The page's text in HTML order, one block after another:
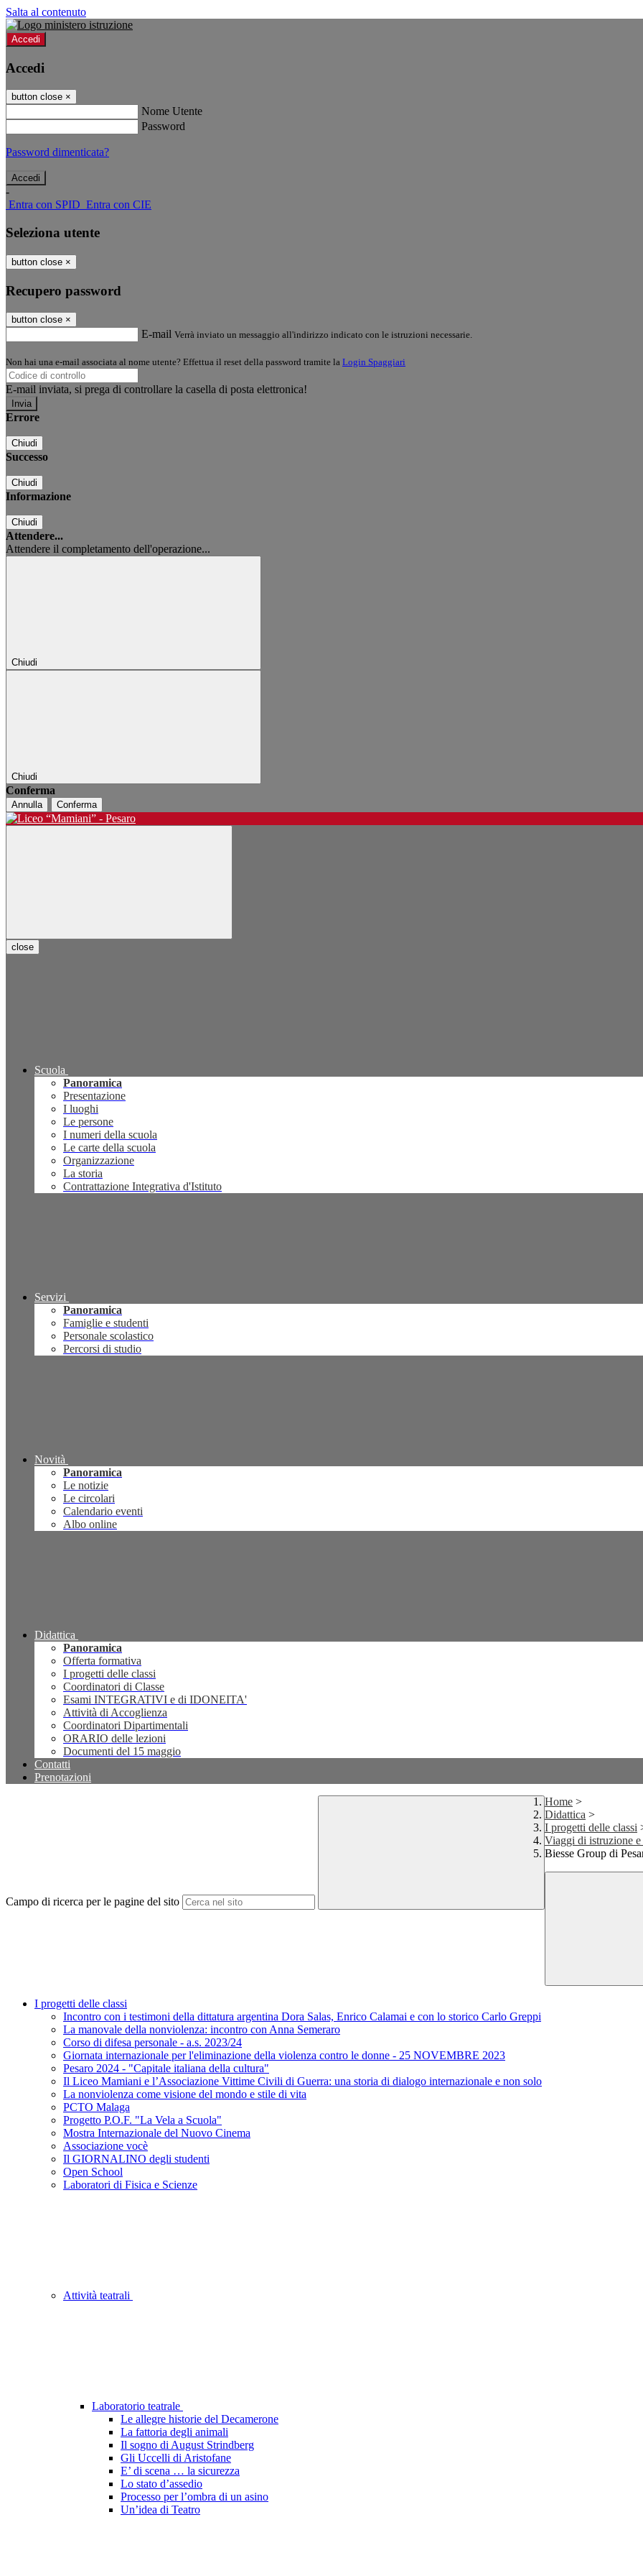
Salta al contenuto
Accedi
Accedi
button close ×
Nome Utente
Password
Password dimenticata?
-
Entra con SPID Entra con CIE
Seleziona utente
button close ×
Recupero password
button close ×
E-mail Verrà inviato un messaggio all'indirizzo indicato con le istruzioni necessarie.
Non hai una e-mail associata al nome utente? Effettua il reset della password tramite la Login Spaggiari
E-mail inviata, si prega di controllare la casella di posta elettronica!
Errore
Chiudi
Successo
Chiudi
Informazione
Chiudi
Attendere...
Attendere il completamento dell'operazione...
Chiudi
Chiudi
Conferma
Annulla Conferma
close
Scuola
Panoramica
Presentazione
I luoghi
Le persone
I numeri della scuola
Le carte della scuola
Organizzazione
La storia
Contrattazione Integrativa d'Istituto
Servizi
Panoramica
Famiglie e studenti
Personale scolastico
Percorsi di studio
Novità
Panoramica
Le notizie
Le circolari
Calendario eventi
Albo online
Didattica
Panoramica
Offerta formativa
I progetti delle classi
Coordinatori di Classe
Esami INTEGRATIVI e di IDONEITA'
Attività di Accoglienza
Coordinatori Dipartimentali
ORARIO delle lezioni
Documenti del 15 maggio
Contatti
Prenotazioni
Campo di ricerca per le pagine del sito
Home >
Didattica >
I progetti delle classi
Viaggi di istruzione
Biesse Group di
I progetti delle classi
Incontro con i testimoni della dittatura argentina Dora Salas, Enrico Calamai e con lo storico Carlo Greppi
La manovale della nonviolenza: incontro con Anna Semeraro
Corso di difesa personale - a.s. 2023/24
Giornata internazionale per l'eliminazione della violenza contro le donne - 25 NOVEMBRE 2023
Pesaro 2024 - "Capitale italiana della cultura"
Il Liceo Mamiani e l’Associazione Vittime Civili di Guerra: una storia di dialogo internazionale e non solo
La nonviolenza come visione del mondo e stile di vita
PCTO Malaga
Progetto P.O.F. "La Vela a Scuola"
Mostra Internazionale del Nuovo Cinema
Associazione vocè
Il GIORNALINO degli studenti
Open School
Laboratori di Fisica e Scienze
Attività teatrali
Laboratorio teatrale
Le allegre historie del Decamerone
La fattoria degli animali
Il sogno di August Strindberg
Gli Uccelli di Aristofane
E’ di scena … la sicurezza
Lo stato d’assedio
Processo per l’ombra di un asino
Un’idea di Teatro